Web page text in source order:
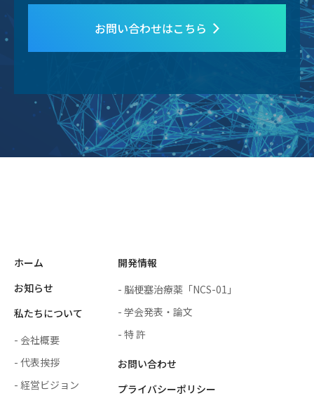
お問い合わせはこちら
ホーム
お知らせ
私たちについて
- 会社概要
- 代表挨拶
- 経営ビジョン
開発情報
- 脳梗塞治療薬「NCS-01」
- 学会発表・論文
- 特 許
お問い合わせ
プライバシーポリシー